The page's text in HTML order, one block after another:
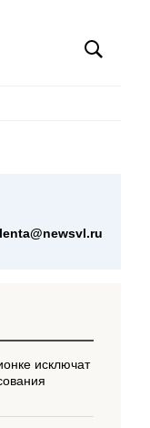
lenta@newsvl.ru
исключат